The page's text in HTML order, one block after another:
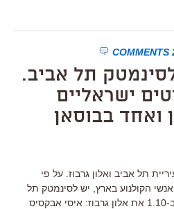
2
תל אביב.
ישראליים
ואחד בבוסאן
תל אביב ואלון גרבוז. על פי
הקולנוע בארץ, יש לסינמטק תל
אביב מנהלת חדשה, שתחליף ב-1.10 את אלון גרבוז: איסי אבקסיס